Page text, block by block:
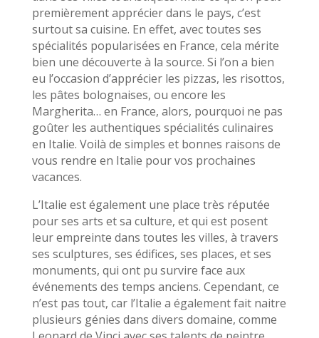
premièrement apprécier dans le pays, c’est
surtout sa cuisine. En effet, avec toutes ses
spécialités popularisées en France, cela mérite
bien une découverte à la source. Si l’on a bien
eu l’occasion d’apprécier les pizzas, les risottos,
les pâtes bolognaises, ou encore les
Margherita… en France, alors, pourquoi ne pas
goûter les authentiques spécialités culinaires
en Italie. Voilà de simples et bonnes raisons de
vous rendre en Italie pour vos prochaines
vacances.
L’Italie est également une place très réputée
pour ses arts et sa culture, et qui est posent
leur empreinte dans toutes les villes, à travers
ses sculptures, ses édifices, ses places, et ses
monuments, qui ont pu survire face aux
événements des temps anciens. Cependant, ce
n’est pas tout, car l’Italie a également fait naitre
plusieurs génies dans divers domaine, comme